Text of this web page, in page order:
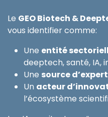
Le GEO Biotech &
vous identifier comme:
Une entité
deeptech, santé, IA,
Une source
Un acteur
l’écosystème